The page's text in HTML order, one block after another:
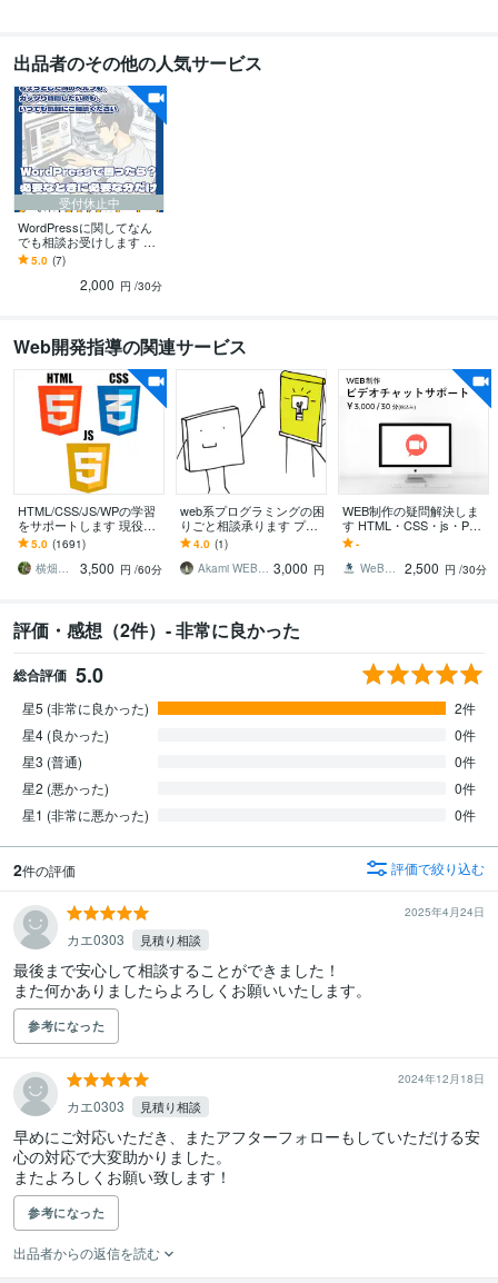
WEBサイト ホームページ ECサイト
出品者のその他の人気サービス
受付休止中
WordPressに関してなん
でも相談お受けします 急
いでWEBサイトを制作し
たい方、独学で分らずお
困りの方必見
5.0 (7)
2,000 円 /30分
Web開発指導の関連サービス
HTML/CSS/JS/WPの学習
をサポートします 現役We
bデザイナーが丁寧にサポ
ート！
5.0 (1691)
横畑優樹＠横畑デザイン事務所
3,500 円 /60分
web系プログラミングの困
りごと相談承ります プロ
グラミングを独学で学習
中の方へおすすめ！
4.0 (1)
Akami WEB制作 3,000 円
WEB制作の疑問解決しま
す HTML・CSS・js・PH
P・wordress
-
WeBuddy
2,500 円 /30分
評価・感想（2件）- 非常に良かった
総合評価 5.0
星5 (非常に良かった)
2件
星4 (良かった)
0件
星3 (普通)
0件
星2 (悪かった)
0件
星1 (非常に悪かった)
0件
2件の評価 評価で絞り込む
2025年4月24日
カエ0303 見積り相談
最後まで安心して相談することができました！
また何かありましたらよろしくお願いいたします。
参考になった
2024年12月18日
カエ0303 見積り相談
早めにご対応いただき、またアフターフォローもしていただける安
心の対応で大変助かりました。
またよろしくお願い致します！
参考になった
出品者からの返信を読む